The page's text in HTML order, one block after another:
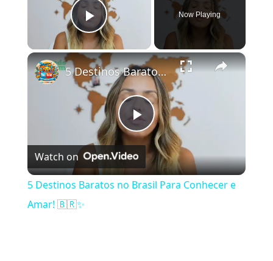
Play Video
Now Playing
×
Play Video
5 Destinos Baratos no Brasil Para Conhecer e Amar! 🇧🇷✨
Watch on
5 Destinos Baratos no Brasil Para Conhecer e
Amar! 🇧🇷✨